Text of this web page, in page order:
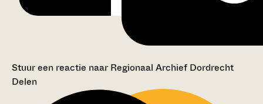
Stuur een reactie naar Regionaal Archief Dordrecht
Delen